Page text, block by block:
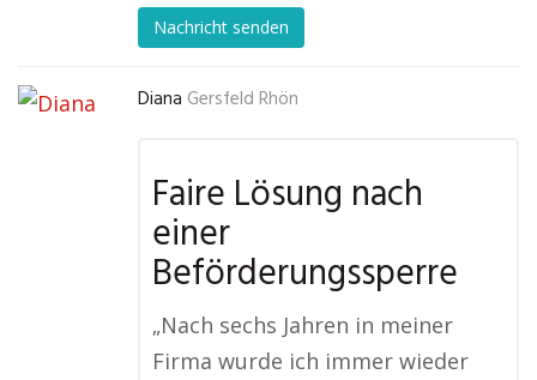
Nachricht senden
Diana Gersfeld Rhön
Faire Lösung nach
einer
Beförderungssperre
„Nach sechs Jahren in meiner
Firma wurde ich immer wieder